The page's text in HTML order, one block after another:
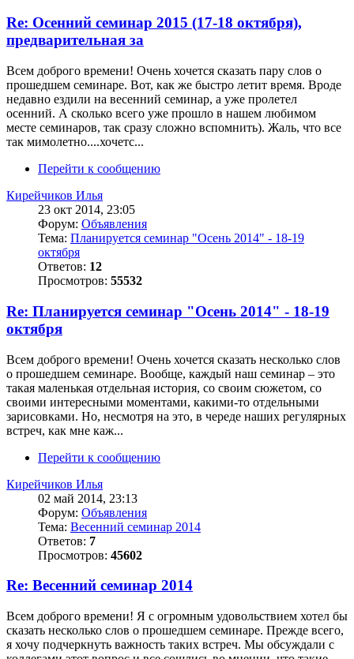
Re: Осенний семинар 2015 (17-18 октября),
предварительная за
Всем доброго времени! Очень хочется сказать пару слов о
прошедшем семинаре. Вот, как же быстро летит время. Вроде
недавно ездили на весенний семинар, а уже пролетел
осенний. А сколько всего уже прошло в нашем любимом
месте семинаров, так сразу сложно вспомнить). Жаль, что все
так мимолетно....хочетс...
Перейти к сообщению
Кирейчиков Илья
23 окт 2014, 23:05
Форум: Объявления
Тема: Планируется семинар "Осень 2014" - 18-19
октября
Ответов: 12
Просмотров: 55532
Re: Планируется семинар "Осень 2014" - 18-19
октября
Всем доброго времени! Очень хочется сказать несколько слов
о прошедшем семинаре. Вообще, каждый наш семинар – это
такая маленькая отдельная история, со своим сюжетом, со
своими интересными моментами, какими-то отдельными
зарисовками. Но, несмотря на это, в череде наших регулярных
встреч, как мне каж...
Перейти к сообщению
Кирейчиков Илья
02 май 2014, 23:13
Форум: Объявления
Тема: Весенний семинар 2014
Ответов: 7
Просмотров: 45602
Re: Весенний семинар 2014
Всем доброго времени! Я с огромным удовольствием хотел бы
сказать несколько слов о прошедшем семинаре. Прежде всего,
я хочу подчеркнуть важность таких встреч. Мы обсуждали с